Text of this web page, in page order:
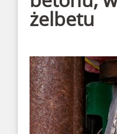
żelbetu